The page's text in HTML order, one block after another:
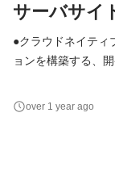
サーバサイ
●クラウドネイティ
ョンを構築する、
heroku、
ってベストなマル
over 1 year ago